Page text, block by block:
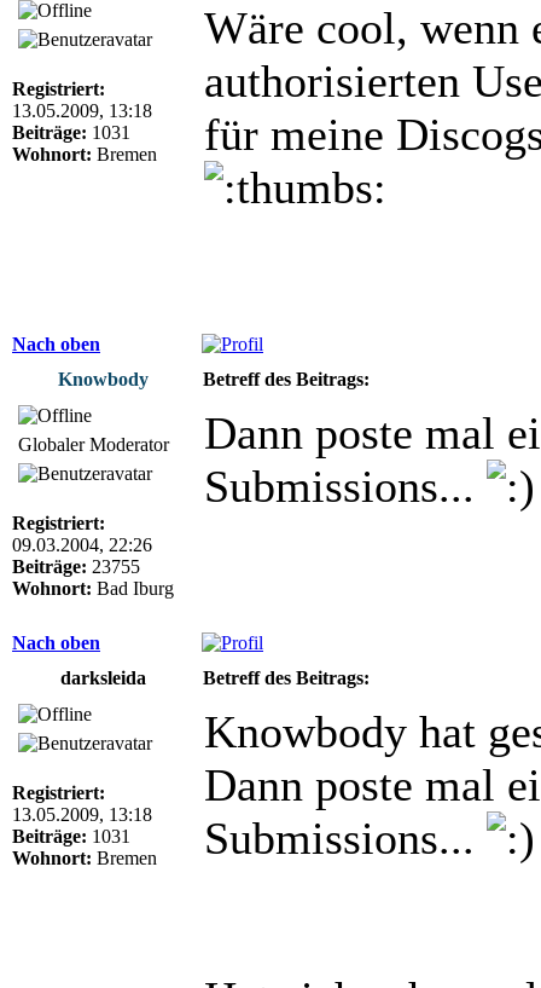
Registriert:
13.05.2009, 13:18
Beiträge: 1031
Wohnort: Bremen
Wäre cool, wenn
authorisierten
für meine
Nach oben
Knowbody
Betreff des Beitrags:
Globaler Moderator
Registriert:
09.03.2004, 22:26
Beiträge: 23755
Wohnort: Bad Iburg
Dann poste mal
Submissions...
Nach oben
darksleida
Betreff des Beitrags:
Registriert:
13.05.2009, 13:18
Beiträge: 1031
Wohnort: Bremen
Knowbody hat
Dann poste mal
Submissions...